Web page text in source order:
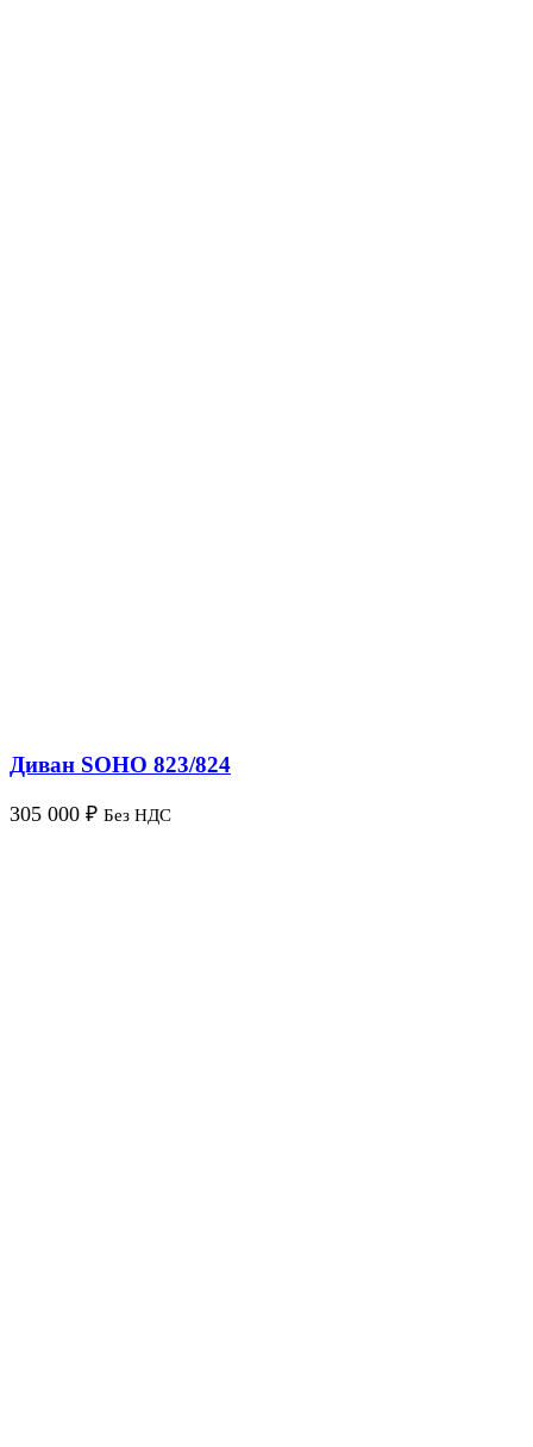
Диван SOHO 823/824
305 000 ₽ Без НДС